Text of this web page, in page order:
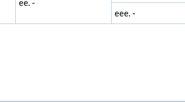
ee. -
eee. -